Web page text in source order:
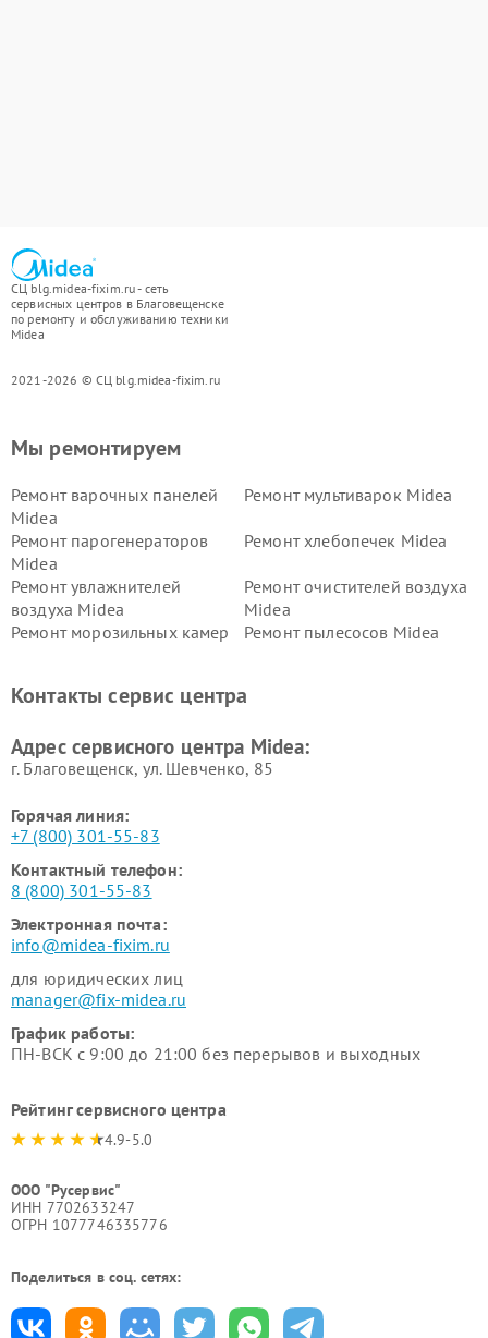
СЦ blg.midea-fixim.ru - сеть
сервисных центров в Благовещенске
по ремонту и обслуживанию техники
Midea
2021-2026 © СЦ blg.midea-fixim.ru
Мы ремонтируем
Ремонт варочных панелей
Midea
Ремонт мультиварок Midea
Ремонт парогенераторов
Midea
Ремонт хлебопечек Midea
Ремонт увлажнителей
воздуха Midea
Ремонт очистителей воздуха
Midea
Ремонт морозильных камер
Ремонт пылесосов Midea
пылесосов Midea
Midea
Контакты сервис центра
Адрес сервисного центра Midea:
г. Благовещенск, ул. Шевченко, 85
Горячая линия:
+7 (800) 301-55-83
Контактный телефон:
8 (800) 301-55-83
Электронная почта:
info@midea-fixim.ru
для юридических лиц
manager@fix-midea.ru
График работы:
ПН-ВСК с 9:00 до 21:00 без перерывов и выходных
Рейтинг сервисного центра
4.9-5.0
ООО "Русервис"
ИНН 7702633247
ОГРН 1077746335776
Поделиться в соц. сетях: